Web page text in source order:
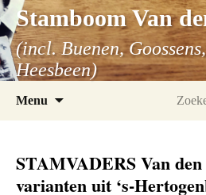
Stamboom Van
(incl. Buenen,
Heesbeen)
Menu
STAMVADERS Van
varianten uit ‘s-